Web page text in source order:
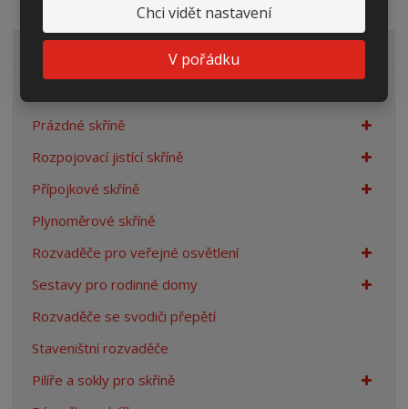
Chci vidět nastavení
V pořádku
Prázdné skříně
Rozpojovací jistící skříně
Přípojkové skříně
Plynoměrové skříně
Rozvaděče pro veřejné osvětlení
Sestavy pro rodinné domy
Rozvaděče se svodiči přepětí
Staveništní rozvaděče
Pilíře a sokly pro skříně